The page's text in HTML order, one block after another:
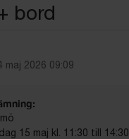
bord
maj 2026 09:09
15 maj kl. 11:30 till 14:30